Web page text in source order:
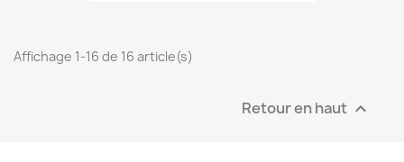
Affichage 1-16 de 16 article(s)
Retour en haut 